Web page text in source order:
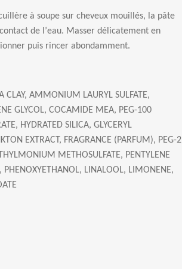
ère à soupe sur cheveux mouill és, la pâte
de l ’eau. Masser dé licatement en
puis rincer abondamment.
CLAY, AMMONIUM LAURYL SULFATE,
GLYCOL, COCAMIDE MEA, PEG-100
HYDRATED SILICA, GLYCERYL
EXTRACT, FRAGRANCE (PARFUM), PEG-2
METHOSULFATE, PENTYLENE
PHENOXYETHANOL, LINALOOL, LIMONENE,